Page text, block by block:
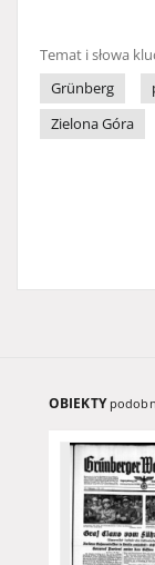
Temat i słowa
Grünberg
Zielona Góra
OBIEKTY